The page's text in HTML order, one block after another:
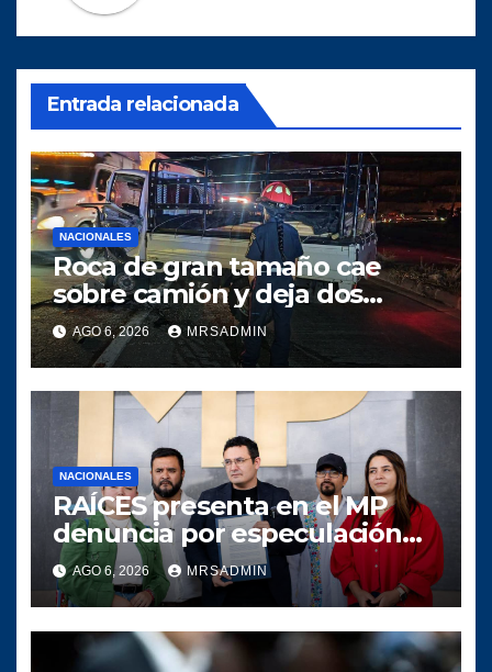
Entrada relacionada
NACIONALES
Roca de gran tamaño cae
sobre camión y deja dos
heridos en ruta al Atlántico
AGO 6, 2026 MRSADMIN
NACIONALES
RAÍCES presenta en el MP
denuncia por especulación
en los precios de combustible
AGO 6, 2026 MRSADMIN